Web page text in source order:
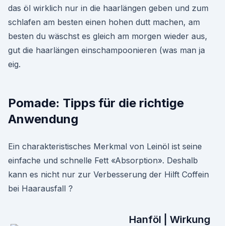
das öl wirklich nur in die haarlängen geben und zum
schlafen am besten einen hohen dutt machen, am
besten du wäschst es gleich am morgen wieder aus,
gut die haarlängen einschampoonieren (was man ja
eig.
Pomade: Tipps für die richtige
Anwendung
Ein charakteristisches Merkmal von Leinöl ist seine
einfache und schnelle Fett «Absorption». Deshalb
kann es nicht nur zur Verbesserung der Hilft Coffein
bei Haarausfall ?
Hanföl | Wirkung